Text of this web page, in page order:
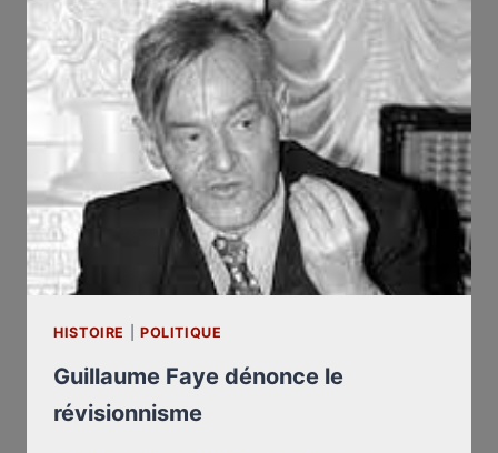
HISTOIRE POLITIQUE
Guillaume Faye dénonce le
révisionnisme